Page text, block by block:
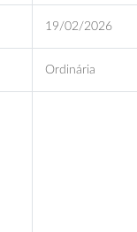
19/02/2026
Ordinária